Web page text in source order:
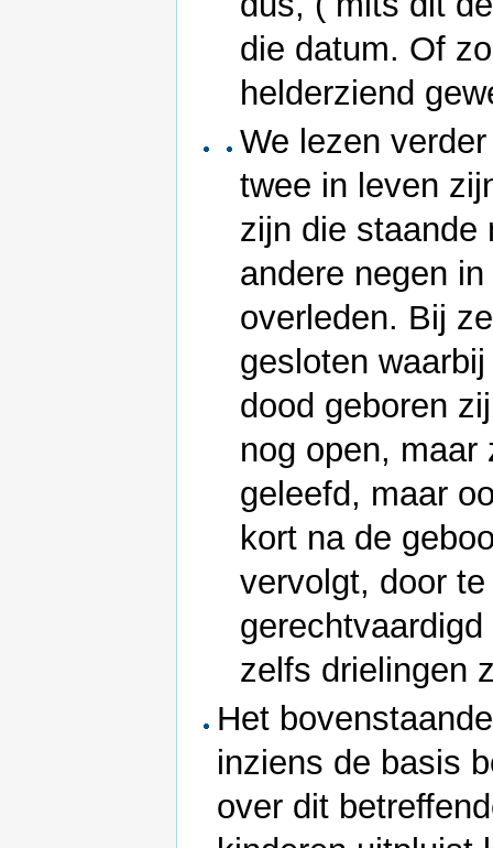
die datum. Of
helderziend
We lezen
twee in leven
zijn die staande
andere negen
overleden. Bij
gesloten
dood geboren
nog open, maar
geleefd, maar
kort na de
vervolgt, door
zelfs drielingen
Het
inziens de basis
over dit